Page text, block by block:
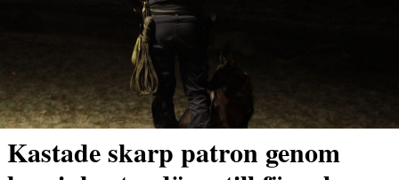
Kastade skarp patron genom